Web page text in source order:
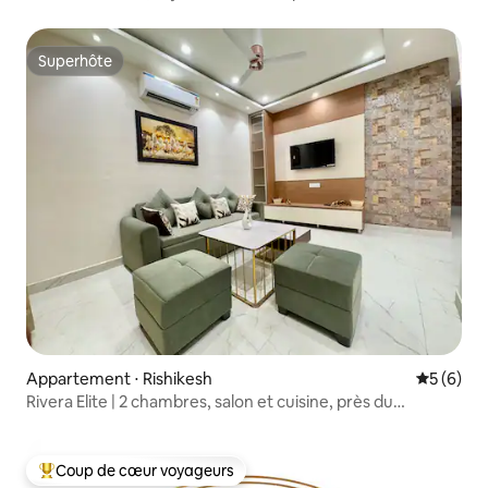
Superhôte
Superhôte
Appartement ⋅ Rishikesh
5 (6)
Rivera Elite | 2 chambres, salon et cuisine, près du
Coups de cœur voyageurs les plus appréciés
Coup de cœur voyageurs